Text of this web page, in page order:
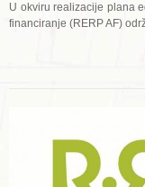
U okviru realizacije plana
financiranje (RERP AF)